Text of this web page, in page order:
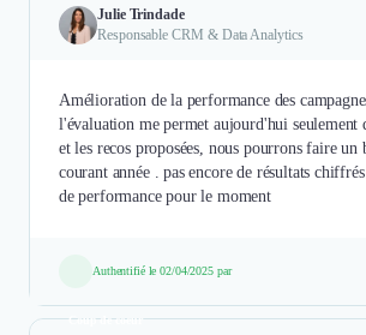
Julie Trindade
Responsable CRM & Data Analytics
Amélioration de la performance des
l'évaluation me permet aujourd'hui seulement
et les recos proposées, nous pourrons faire un
courant année . pas encore de résultats
de performance pour le moment
Authentifié le 02/04/2025 par
Coup de coeur